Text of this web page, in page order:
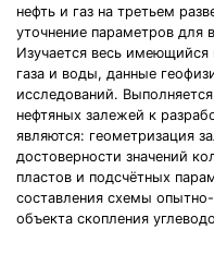
нефть и газ на третьем
уточнение параметров для
Изучается весь
газа и воды, данные
исследований.
нефтяных залежей к
являются: геометризация
достоверности значений
пластов и подсчётных
составления схемы
объекта скопления